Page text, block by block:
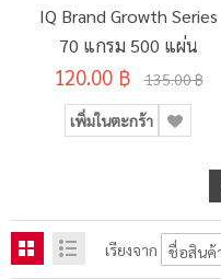
IQ Brand Growth Series
70 แกรม 500 แผ่น
120.00 ฿ 135.00 ฿
เพิ่มในตะกร้า
เรียงจาก